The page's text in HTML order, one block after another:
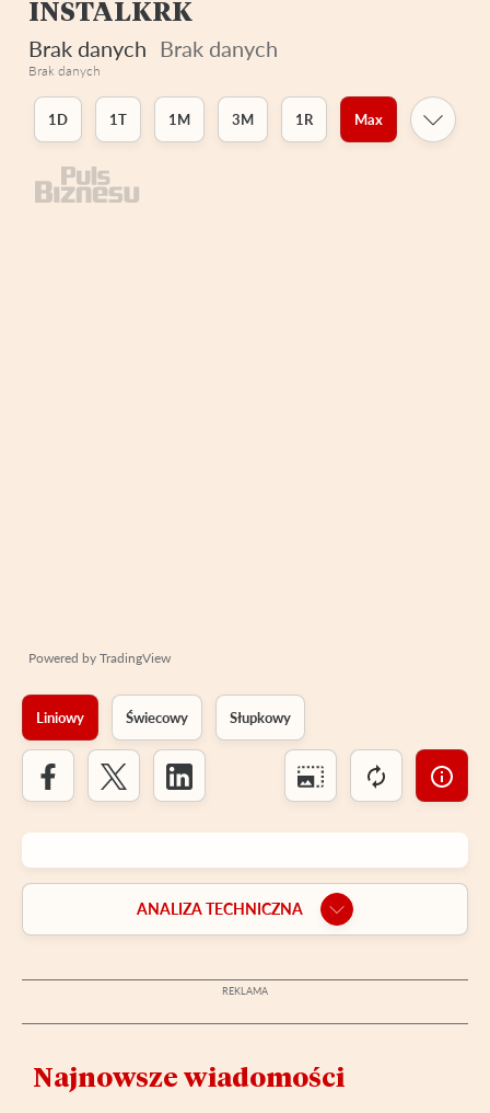
INSTALKRK
Brak danych Brak danych
Brak danych
1D 1T 1M 3M 1R Max
Powered by TradingView
Liniowy Świecowy Słupkowy
ANALIZA TECHNICZNA
Najnowsze wiadomości